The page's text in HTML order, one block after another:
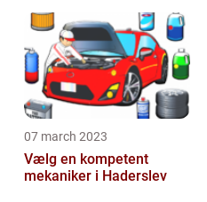
07 march 2023
Vælg en kompetent
mekaniker i Haderslev